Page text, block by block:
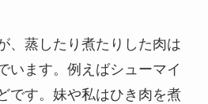
、蒸したり煮たりした肉は
います。例えばシューマイ
です。妹や私はひき肉を煮